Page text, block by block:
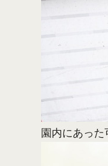
園内にあった